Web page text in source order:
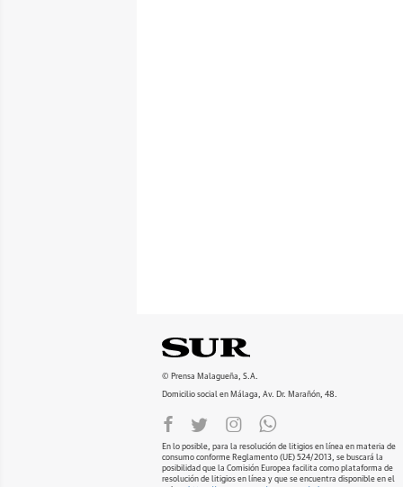
© Prensa Malagueña, S.A.
Domicilio social en Málaga, Av. Dr. Marañón, 48.
En lo posible, para la resolución de litigios en línea en materia de
consumo conforme Reglamento (UE) 524/2013, se buscará la
posibilidad que la Comisión Europea facilita como plataforma de
resolución de litigios en línea y que se encuentra disponible en el